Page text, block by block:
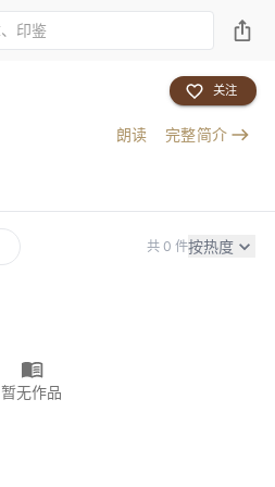
关注
朗读 完整简介
共 0 件按热度
暂无作品